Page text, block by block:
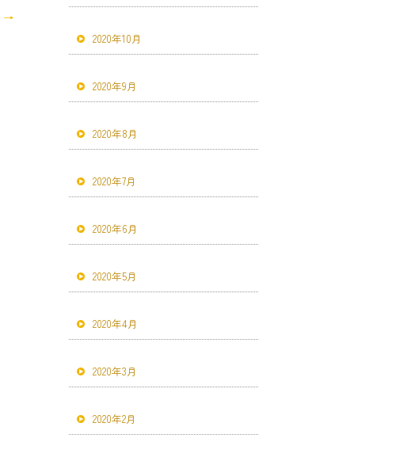
→
2020年10月
2020年9月
2020年8月
2020年7月
2020年6月
2020年5月
2020年4月
2020年3月
2020年2月